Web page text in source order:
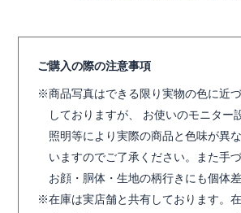
ご購入の際の注意事項
商品写真はできる限り実物の色に近
しておりますが、 お使いのモニター
照明等により実際の商品と色味が異
いますのでご了承ください。また手づ
お顔・胴体・生地の柄行きにも個体差
在庫は実店舗と共有しております。